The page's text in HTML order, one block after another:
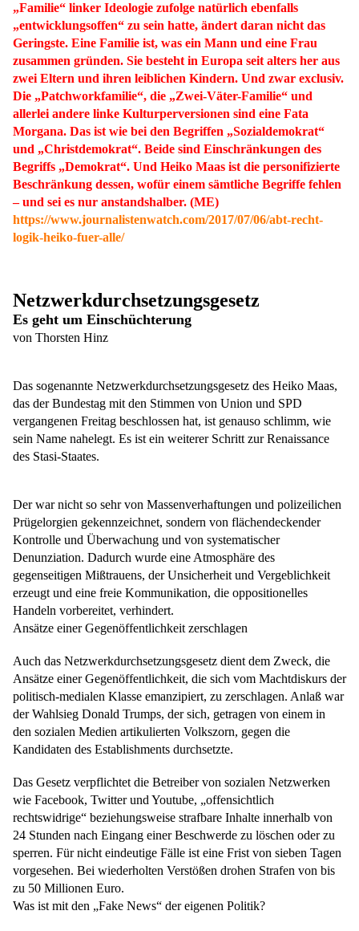
„Familie“ linker Ideologie zufolge natürlich ebenfalls
„entwicklungsoffen“ zu sein hatte, ändert daran nicht das
Geringste. Eine Familie ist, was ein Mann und eine Frau
zusammen gründen. Sie besteht in Europa seit alters her aus
zwei Eltern und ihren leiblichen Kindern. Und zwar exclusiv.
Die „Patchworkfamilie“, die „Zwei-Väter-Familie“ und
allerlei andere linke Kulturperversionen sind eine Fata
Morgana. Das ist wie bei den Begriffen „Sozialdemokrat“
und „Christdemokrat“. Beide sind Einschränkungen des
Begriffs „Demokrat“. Und Heiko Maas ist die personifizierte
Beschränkung dessen, wofür einem sämtliche Begriffe fehlen
– und sei es nur anstandshalber. (ME)
https://www.journalistenwatch.com/2017/07/06/abt-recht-
logik-heiko-fuer-alle/
Netzwerkdurchsetzungsgesetz
Es geht um Einschüchterung
von Thorsten Hinz
Das sogenannte Netzwerkdurchsetzungsgesetz des Heiko Maas,
das der Bundestag mit den Stimmen von Union und SPD
vergangenen Freitag beschlossen hat, ist genauso schlimm, wie
sein Name nahelegt. Es ist ein weiterer Schritt zur Renaissance
des Stasi-Staates.
Der war nicht so sehr von Massenverhaftungen und polizeilichen
Prügelorgien gekennzeichnet, sondern von flächendeckender
Kontrolle und Überwachung und von systematischer
Denunziation. Dadurch wurde eine Atmosphäre des
gegenseitigen Mißtrauens, der Unsicherheit und Vergeblichkeit
erzeugt und eine freie Kommunikation, die oppositionelles
Handeln vorbereitet, verhindert.
Ansätze einer Gegenöffentlichkeit zerschlagen
Auch das Netzwerkdurchsetzungsgesetz dient dem Zweck, die
Ansätze einer Gegenöffentlichkeit, die sich vom Machtdiskurs der
politisch-medialen Klasse emanzipiert, zu zerschlagen. Anlaß war
der Wahlsieg Donald Trumps, der sich, getragen von einem in
den sozialen Medien artikulierten Volkszorn, gegen die
Kandidaten des Establishments durchsetzte.
Das Gesetz verpflichtet die Betreiber von sozialen Netzwerken
wie Facebook, Twitter und Youtube, „offensichtlich
rechtswidrige“ beziehungsweise strafbare Inhalte innerhalb von
24 Stunden nach Eingang einer Beschwerde zu löschen oder zu
sperren. Für nicht eindeutige Fälle ist eine Frist von sieben Tagen
vorgesehen. Bei wiederholten Verstößen drohen Strafen von bis
zu 50 Millionen Euro.
Was ist mit den „Fake News“ der eigenen Politik?